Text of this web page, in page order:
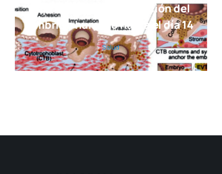
reproduce la implantación del
embrión humano hasta el día 14
Salud